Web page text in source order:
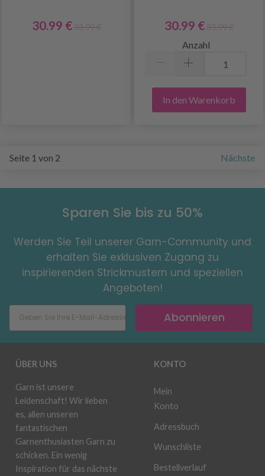
30.99 € 33.99 € 30.99 € 33.99 €
Anzahl
In den Warenkorb
Seite 1 von 2 Nächste
Sparen Sie bis zu 50%
Werden Sie Teil unserer Garn-Community und
erhalten Sie exklusiven Zugang zu
inspirierenden Strickmustern und speziellen
Angeboten!
Abonnieren
ÜBER UNS
Garn ist unsere
Leidenschaft! Wir lieben
es, allen unseren
fantastischen
Garnenthusiasten Garn zu
schicken. Ein wenig
Inspiration für das nächste
KONTO
Mein
Konto
Adressbuch
Wunschliste
Bestellverlauf